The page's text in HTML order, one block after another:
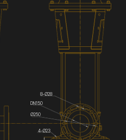
DN150
4-Ø23
Ø250
8-Ø28